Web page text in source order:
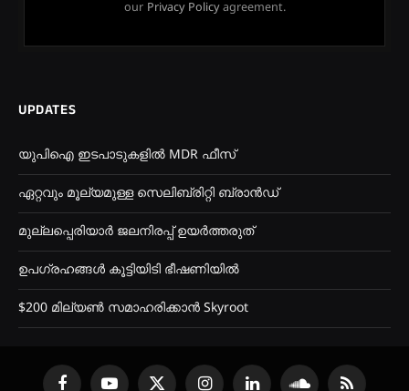
our Privacy Policyagreement.
UPDATES
യുപിഐ ഇടപാടുകളിൽ MDR ഫീസ്
ഏറ്റവും മൂല്യമുള്ള സെലിബ്രിറ്റി ബ്രാൻഡ്
മുല്ലപ്പെരിയാർ ജലനിരപ്പ് ഉയർത്തരുത്
ഉപഗ്രഹങ്ങൾ കൂട്ടിയിടി ഭീഷണിയിൽ
$200 മില്യൺ സമാഹരിക്കാൻ Skyroot